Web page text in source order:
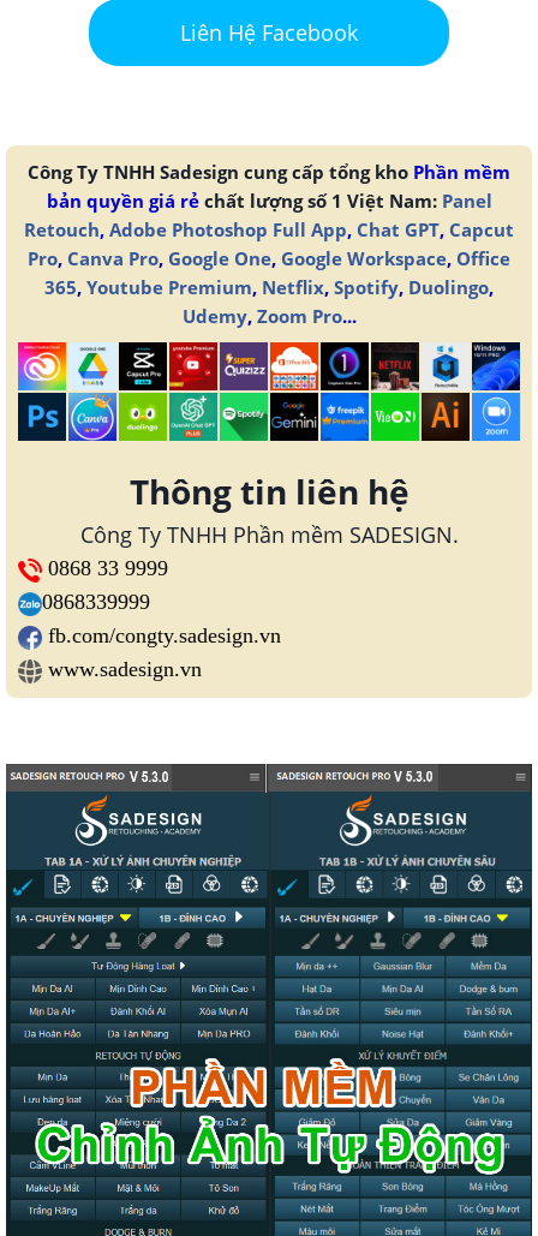
Liên Hệ Facebook
Công Ty TNHH Sadesign cung cấp tổng kho Phần mềm
bản quyền giá rẻchất lượng số 1 Việt Nam: Panel
Retouch, Adobe Photoshop Full App, Chat GPT, Capcut
Pro, Canva Pro, Google One, Google Workspace, Office
365, Youtube Premium, Netflix, Spotify, Duolingo,
Udemy, Zoom Pro...
Thông tin liên hệ
Công Ty TNHH Phần mềm SADESIGN.
0868 33 9999
0868339999
fb.com/congty.sadesign.vn
www.sadesign.vn